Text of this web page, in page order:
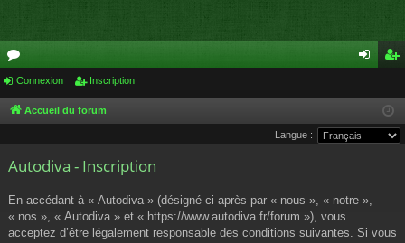
or
u
s
cri
pti
Connexion Inscription
Accueil du forum
Langue :
Autodiva - Inscription
En accédant à « Autodiva » (désigné ci-après par « nous », « notre »,
« nos », « Autodiva » et « https://www.autodiva.fr/forum »), vous
acceptez d’être légalement responsable des conditions suivantes. Si vous